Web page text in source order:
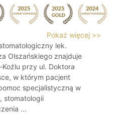
Pokaż więcej >>
lek.
Olszańskiego znajduje
przy ul. Doktora
w którym pacjent
specjalistyczną w
stomatologii
...